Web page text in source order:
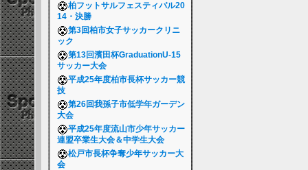
柏フットサルフェスティバル20
14・決勝
第3回柏市女子サッカークリニ
ック
第13回濱田杯GraduationU-15
サッカー大会
平成25年度柏市長杯サッカー競
技
第26回我孫子市低学年ガーデン
大会
平成25年度流山市少年サッカー
連盟卒業生大会＆中学生大会
松戸市長杯争奪少年サッカー大
会